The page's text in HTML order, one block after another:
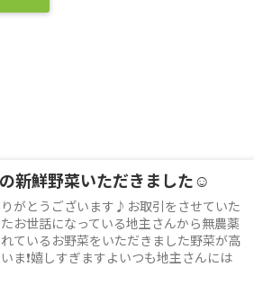
新鮮野菜いただきました☺
がとうございます♪お取引をさせていた
お世話になっている地主さんから無農薬
ているお野菜をいただきました野菜が高
ま❗️嬉しすぎますよいつも地主さんには